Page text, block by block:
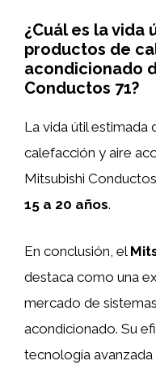
¿Cuál es la vida
productos de
acondicionado
Conductos 71?
La vida útil
calefacción y aire
Mitsubishi
15 a 20 años.
En conclusión, el
destaca como una
mercado de
acondicionado. Su
tecnología